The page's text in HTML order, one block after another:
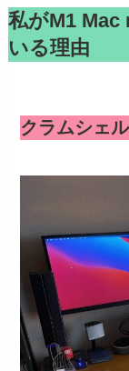
私がM1 Mac
いる理由
クラムシェ